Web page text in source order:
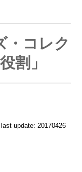
・コレク
割」
last update: 20170426